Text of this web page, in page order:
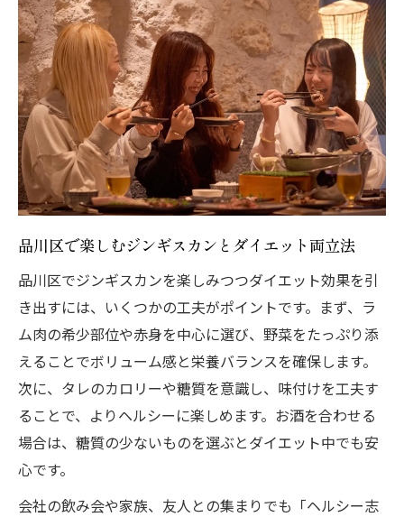
品川区で楽しむジンギスカンとダイエット両立法
品川区でジンギスカンを楽しみつつダイエット効果を引
き出すには、いくつかの工夫がポイントです。まず、ラ
ム肉の希少部位や赤身を中心に選び、野菜をたっぷり添
えることでボリューム感と栄養バランスを確保します。
次に、タレのカロリーや糖質を意識し、味付けを工夫す
ることで、よりヘルシーに楽しめます。お酒を合わせる
場合は、糖質の少ないものを選ぶとダイエット中でも安
心です。
会社の飲み会や家族、友人との集まりでも「ヘルシー志